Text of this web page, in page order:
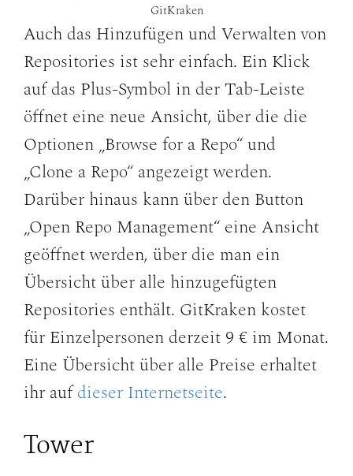
GitKraken
Auch das Hinzufügen und Verwalten von
Repositories ist sehr einfach. Ein Klick
auf das Plus-Symbol in der Tab-Leiste
öffnet eine neue Ansicht, über die die
Optionen „Browse for a Repo“ und
„Clone a Repo“ angezeigt werden.
Darüber hinaus kann über den Button
„Open Repo Management“ eine Ansicht
geöffnet werden, über die man ein
Übersicht über alle hinzugefügten
Repositories enthält. GitKraken kostet
für Einzelpersonen derzeit 9 € im Monat.
Eine Übersicht über alle Preise erhaltet
ihr aufdieser Internetseite.
Tower